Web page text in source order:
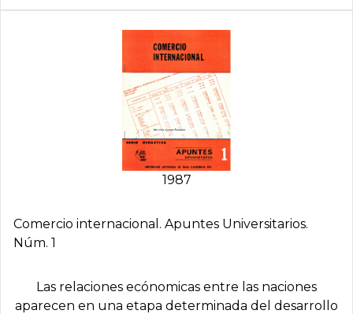
1987
Comercio internacional. Apuntes Universitarios.
Núm. 1
Las relaciones ecónomicas entre las naciones
aparecen en una etapa determinada del desarrollo